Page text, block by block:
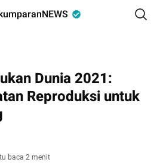
Dunia 2021:
Reproduksi untuk
baca 2 menit